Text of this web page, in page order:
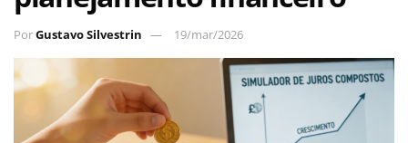
PorGustavo Silvestrin 19/mar/2026